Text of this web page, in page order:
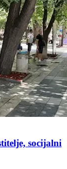
socijalni